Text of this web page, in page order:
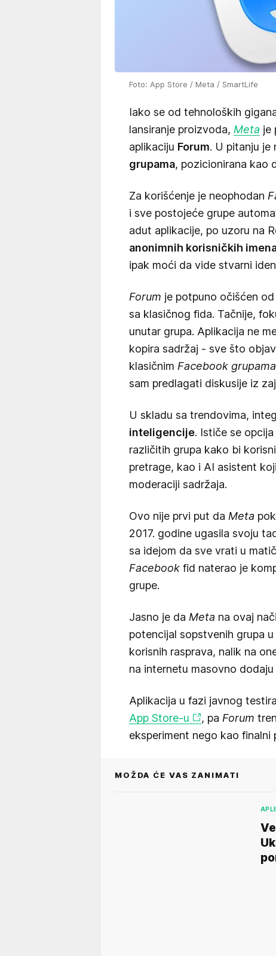
Foto: App Store / Meta / SmartLife
Iako se od tehnoloških
lansiranje proizvoda, Meta je
aplikaciju Forum. U pitanju je
grupama, pozicionirana kao
Za korišćenje je neophodan
i sve postojeće grupe
adut aplikacije, po uzoru na
anonimnih korisničkih
ipak moći da vide stvarni
Forum je potpuno očišćen
sa klasičnog fida. Tačnije,
unutar grupa. Aplikacija ne
kopira sadržaj - sve što
klasičnim Facebook grupama
sam predlagati diskusije iz
U skladu sa trendovima,
inteligencije. Ističe se
različitih grupa kako bi
pretrage, kao i AI asistent
moderaciji sadržaja.
Ovo nije prvi put da Meta
2017. godine ugasila svoju
sa idejom da sve vrati u
Facebook fid naterao je
grupe.
Jasno je da Meta na ovaj
potencijal sopstvenih grupa
korisnih rasprava, nalik na
na internetu masovno
Aplikacija u fazi javnog
App Store-u
, pa Forum
eksperiment nego kao finalni
MOŽDA ĆE VAS ZANIMATI